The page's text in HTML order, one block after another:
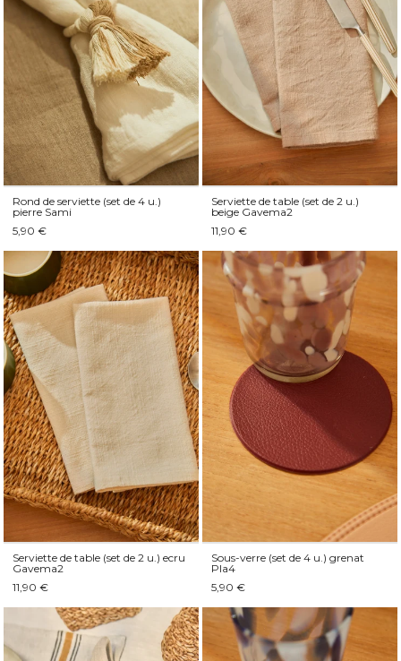
Rond de serviette (set de 4 u.)
pierre Sami
5,90 €
Serviette de table (set de 2 u.)
beige Gavema2
11,90 €
Serviette de table (set de 2 u.) ecru
Gavema2
11,90 €
Sous-verre (set de 4 u.) grenat
Pla4
5,90 €